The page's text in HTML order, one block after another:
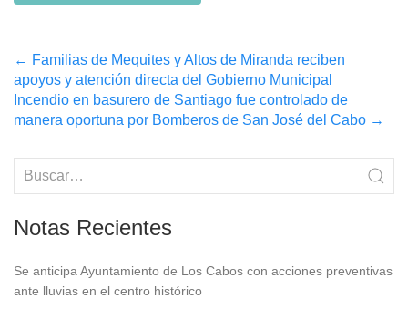
Post
navigation
← Familias de Mequites y Altos de Miranda reciben
apoyos y atención directa del Gobierno Municipal
Incendio en basurero de Santiago fue controlado de
manera oportuna por Bomberos de San José del Cabo →
Notas Recientes
Se anticipa Ayuntamiento de Los Cabos con acciones preventivas
ante lluvias en el centro histórico